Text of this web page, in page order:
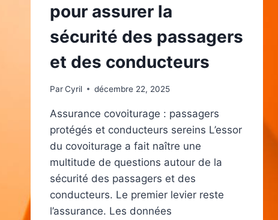
pour assurer la
sécurité des passagers
et des conducteurs
ParCyril décembre 22, 2025
Assurance covoiturage : passagers
protégés et conducteurs sereins L’essor
du covoiturage a fait naître une
multitude de questions autour de la
sécurité des passagers et des
conducteurs. Le premier levier reste
l’assurance. Les données